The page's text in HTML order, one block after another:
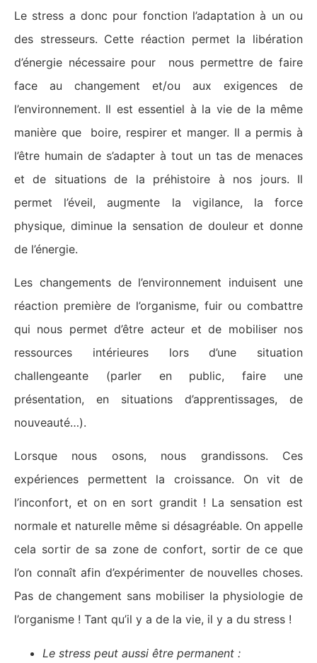
Le stress a donc pour fonction l’adaptation à un ou
des stresseurs. Cette réaction permet la libération
d’énergie nécessaire pour nous permettre de faire
face au changement et/ou aux exigences de
l’environnement. Il est essentiel à la vie de la même
manière que boire, respirer et manger. Il a permis à
l’être humain de s’adapter à tout un tas de menaces
et de situations de la préhistoire à nos jours. Il
permet l’éveil, augmente la vigilance, la force
physique, diminue la sensation de douleur et donne
de l’énergie.
Les changements de l’environnement induisent une
réaction première de l’organisme, fuir ou combattre
qui nous permet d’être acteur et de mobiliser nos
ressources intérieures lors d’une situation
challengeante (parler en public, faire une
présentation, en situations d’apprentissages, de
nouveauté…).
Lorsque nous osons, nous grandissons. Ces
expériences permettent la croissance. On vit de
l’inconfort, et on en sort grandit ! La sensation est
normale et naturelle même si désagréable. On appelle
cela sortir de sa zone de confort, sortir de ce que
l’on connaît afin d’expérimenter de nouvelles choses.
Pas de changement sans mobiliser la physiologie de
l’organisme ! Tant qu’il y a de la vie, il y a du stress !
Le stress peut aussi être permanent :